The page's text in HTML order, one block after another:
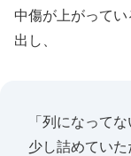
中傷が上がって
出し、
「列になって
少し詰めてい